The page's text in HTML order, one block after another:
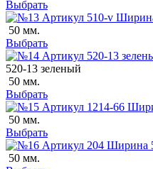
Выбрать
50 мм.
Выбрать
520-13 зеленый
50 мм.
Выбрать
50 мм.
Выбрать
50 мм.